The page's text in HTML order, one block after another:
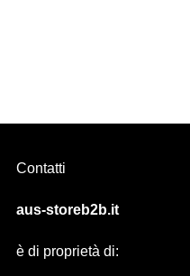
Contatti
aus-storeb2b.it
è di proprietà di: